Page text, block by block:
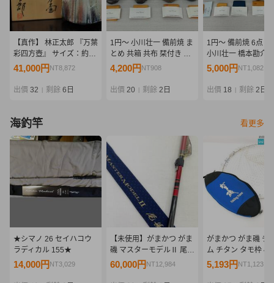
【真作】 林正太郎 『万葉
彩四方壺』 サイズ：約
23×18cm 共箱/共布
34260704-6
41,000円 NT8,872
出價 32 剩餘 6日
1円～ 小川壮一 備前焼 ま
とめ 共箱 共布 栞付き ぐ
いみ 酒盃 酒器 酒杯 備前
工芸品 骨董
4,200円 NT908
出價 20 剩餘 2日
1円～ 備前焼 6点ま
小川壮一 橋本勘介
共布 栞付き ぐい呑
器 陶芸 工芸品 骨董
5,000円 NT1,082
出價 18 剩餘 2日
海釣竿 看更多
★シマノ 26 セイハコウ
ラディカル 155★
14,000円 NT3,029
【未使用】がまかつ がま
磯 マスターモデルⅡ 尾長
H-50 No.22073 最高峰モ
60,000円 NT12,984
がまかつ がま磯 チ
ム チタン タモ枠
モ網付 タモケース
5,193円 NT1,123